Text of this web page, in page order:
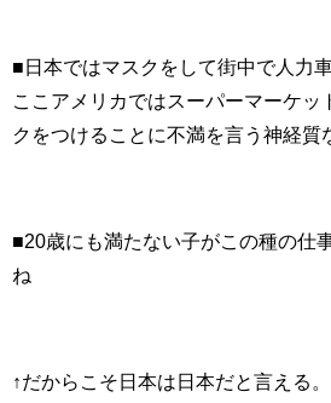
■日本ではマスクをして街中で人力
ここアメリカではスーパーマーケッ
クをつけることに不満を言う神経質
■20歳にも満たない子がこの種の仕
ね
↑だからこそ日本は日本だと言える